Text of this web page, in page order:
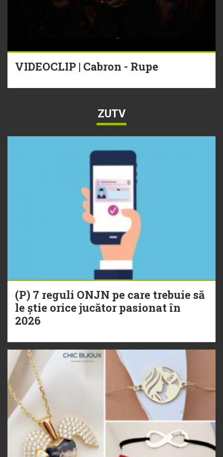
VIDEOCLIP | Cabron - Rupe
ZUTV
(P) 7 reguli ONJN pe care trebuie să
le știe orice jucător pasionat în
2026